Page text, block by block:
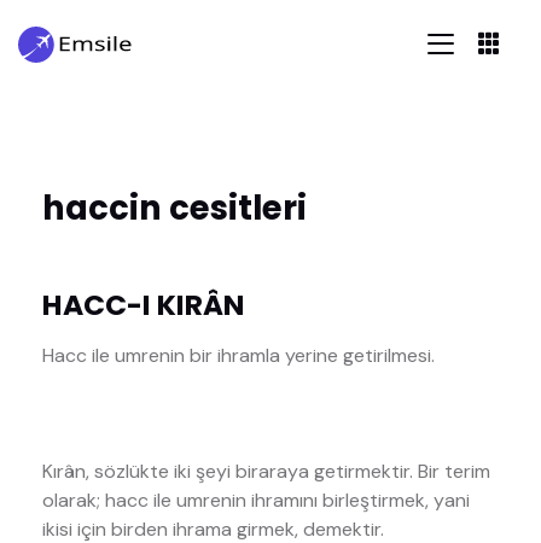
haccin cesitleri
HACC-I KIRÂN
Hacc ile umrenin bir ihramla yerine getirilmesi.
Kırân, sözlükte iki şeyi biraraya getirmektir. Bir terim
olarak; hacc ile umrenin ihramını birleştirmek, yani
ikisi için birden ihrama girmek, demektir.